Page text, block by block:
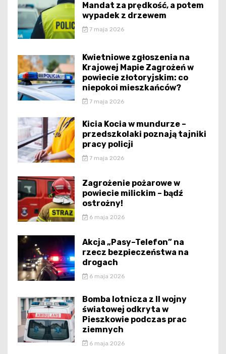
Mandat za prędkość, a potem
wypadek z drzewem
7 maja 2026
Kwietniowe zgłoszenia na
Krajowej Mapie Zagrożeń w
powiecie złotoryjskim: co
niepokoi mieszkańców?
7 maja 2026
Kicia Kocia w mundurze –
przedszkolaki poznają tajniki
pracy policji
7 maja 2026
Zagrożenie pożarowe w
powiecie milickim – bądź
ostrożny!
6 maja 2026
Akcja „Pasy–Telefon” na
rzecz bezpieczeństwa na
drogach
6 maja 2026
Bomba lotnicza z II wojny
światowej odkryta w
Pieszkowie podczas prac
ziemnych
6 maja 2026